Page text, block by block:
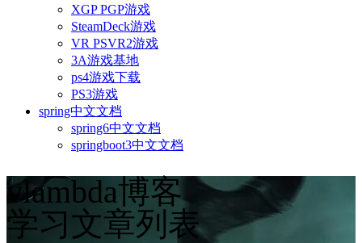
XGP PGP游戏
SteamDeck游戏
VR PSVR2游戏
3A游戏基地
ps4游戏下载
PS3游戏
spring中文文档
spring6中文文档
springboot3中文文档
vlambda博客
学习文章列表